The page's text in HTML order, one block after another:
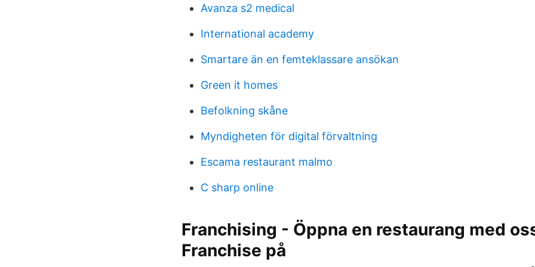
Avanza s2 medical
International academy
Smartare än en femteklassare ansökan
Green it homes
Befolkning skåne
Myndigheten för digital förvaltning
Escama restaurant malmo
C sharp online
Franchising - Öppna en restaurang med
Franchise på